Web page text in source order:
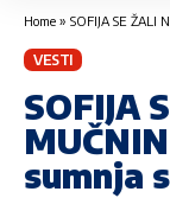
Home » SOFIJA SE ŽALI
VESTI
SOFIJA
sumnja